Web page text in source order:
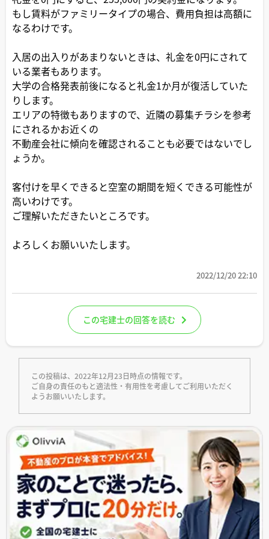
もし賃料がファミリータイプの場合、費用負担は高額に
なるわけです。
入居の出入りがあまりないときは、礼金を0円にされて
いる業者もあります。
大学の合格発表前後になると礼金1か月が復活していた
りします。
エリアの特徴もありますので、近隣の募集チラシを参考
にされるかお近くの
不動産会社に傾向を確認されることも必要ではないでし
ょうか。
客付けを早くできると空室の期間を短くできる可能性が
高いわけです。
ご理解いただきたいところです。
よろしくお願いいたします。
2022/12/20 22:10
この宅建士の回答を読む
この投稿は、2022年12月23日時点の情報です。
ご自身の責任のもと適法性・有用性を考慮してご利用いただく
ようお願いいたします。